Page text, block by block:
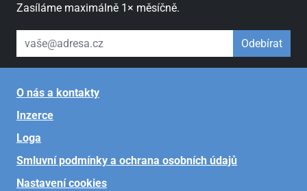
Zasíláme maximálně 1× měsíčně.
váš email Odebírat
O nás a kontakty
Inzerce
Loga
Smluvní podmínky a ochrana osobních údajů
Nastavení cookies